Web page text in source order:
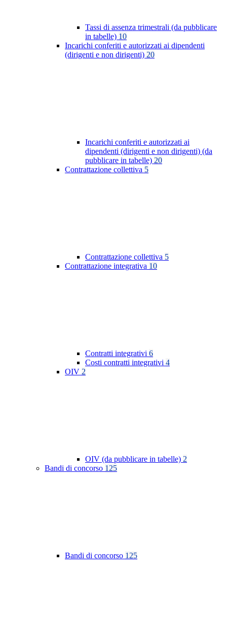
Tassi di assenza trimestrali (da pubblicare
in tabelle) 10
Incarichi conferiti e autorizzati ai dipendenti
(dirigenti e non dirigenti) 20
Incarichi conferiti e autorizzati ai
dipendenti (dirigenti e non dirigenti) (da
pubblicare in tabelle) 20
Contrattazione collettiva 5
Contrattazione collettiva 5
Contrattazione integrativa 10
Contratti integrativi 6
Costi contratti integrativi 4
OIV 2
OIV (da pubblicare in tabelle) 2
Bandi di concorso 125
Bandi di concorso 125